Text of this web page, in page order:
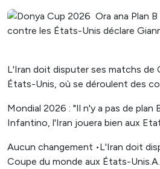
L'Iran doit disputer ses matchs de
États-Unis, où se déroulent des
Mondial 2026 : "Il n'y a pas de plan
Infantino, l'Iran jouera bien aux
Aucun changement •L'Iran doit
Coupe du monde aux États-